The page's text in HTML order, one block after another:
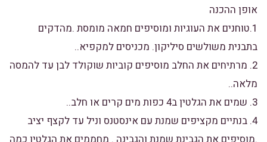
אופן ההכנה
1.טוחנים את העוגיות ומוסיפים חמאה מומסת .מהדקים
בתבנית משולשים סיליקון. מכניסים למקפיא..
2. מרתיחים את החלב מוסיפים קוביות שוקולד לבן עד להמסה
מלאה..
3. שמים את הגלטין ב4 כפות מים קרים או חלב..
4. בנתיים מקציפים שמנת עם אינסטנס וניל עד לקצף יציב